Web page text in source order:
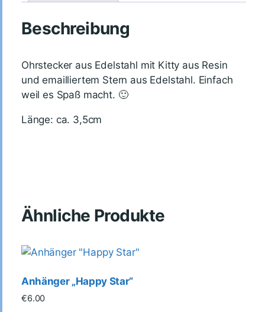
Beschreibung
Ohrstecker aus Edelstahl mit Kitty aus Resin
und emailliertem Stern aus Edelstahl. Einfach
weil es Spaß macht. 🙂
Länge: ca. 3,5cm
Ähnliche Produkte
Anhänger „Happy Star“
€6.00